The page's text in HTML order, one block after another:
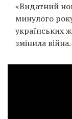
EN
RU
«Видатний
минулого
українських
змінила війна.